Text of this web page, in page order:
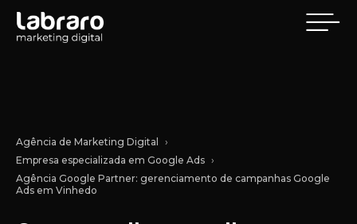
Agência de Marketing Digital
Empresa especializada em Google Ads
Agência Google Partner: gerenciamento de campanhas Google
Ads em Vinhedo